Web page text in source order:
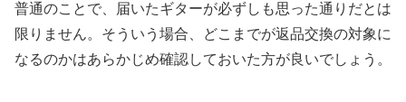
普通のことで、届いたギターが必ずしも思った通りだとは
限りません。そういう場合、どこまでが返品交換の対象に
なるのかはあらかじめ確認しておいた方が良いでしょう。